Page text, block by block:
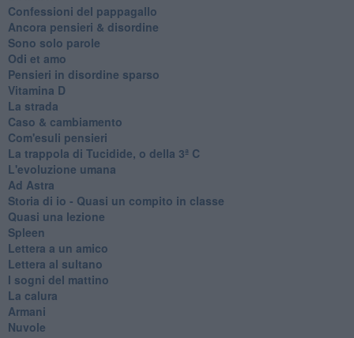
Confessioni del pappagallo
Ancora pensieri & disordine
Sono solo parole
Odi et amo
Pensieri in disordine sparso
Vitamina D
La strada
Caso & cambiamento
Com'esuli pensieri
La trappola di Tucidide, o della 3ª C
L'evoluzione umana
Ad Astra
Storia di io - Quasi un compito in classe
Quasi una lezione
Spleen
Lettera a un amico
Lettera al sultano
I sogni del mattino
La calura
Armani
Nuvole